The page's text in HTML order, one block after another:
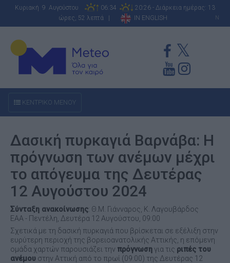
Κυριακή 9 Αυγούστου 06:34
20:26 - Διάρκεια ημέρας: 13
ώρες, 52 λεπτά |
IN ENGLISH N
ΚΕΝΤΡΙΚΟ ΜΕΝΟΥ
Δασική πυρκαγιά Βαρνάβα: Η
πρόγνωση των ανέμων μέχρι
το απόγευμα της Δευτέρας
12 Αυγούστου 2024
Σύνταξη ανακοίνωσης: Θ.Μ. Γιάνναρος, Κ. Λαγουβάρδος
ΕΑΑ - Πεντέλη, Δευτέρα 12 Αυγούστου, 09:00
Σχετικά με τη δασική πυρκαγιά που βρίσκεται σε εξέλιξη στην
ευρύτερη περιοχή της βορειοανατολικής Αττικής, η επόμενη
ομάδα χαρτών παρουσιάζει την πρόγνωσηγια τις ριπές του
ανέμου στην Αττική από το πρωί (09:00) της Δευτέρας 12